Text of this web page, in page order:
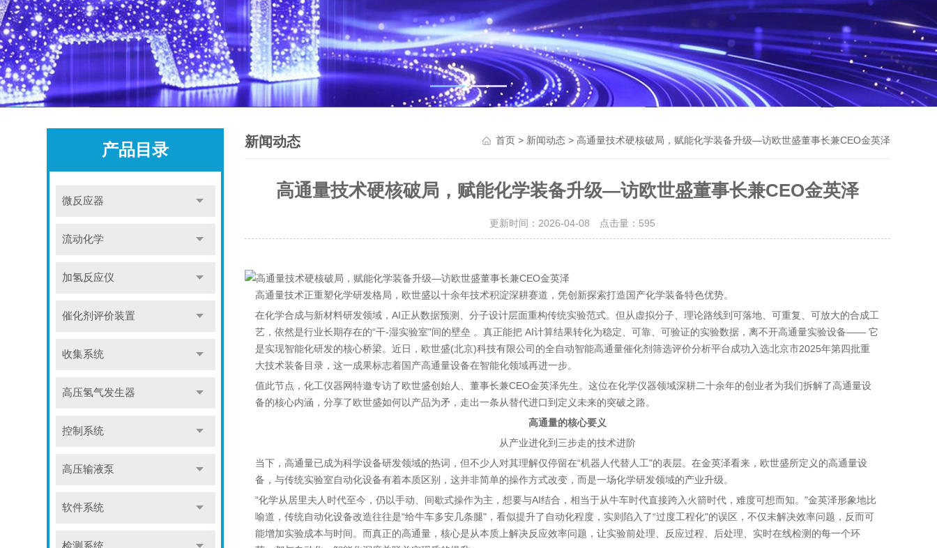
新闻动态 首页> 新闻动态> 高通量技术硬核破局，赋能化学装备升级—访欧世盛董事长兼CEO金英泽
高通量技术硬核破局，赋能化学装备升级—访欧世盛董事长兼CEO金英泽
更新时间：2026-04-08 点击量： 595
高通量技术正重塑化学研发格局，欧世盛以十余年技术积淀深耕赛道，凭创新探索打造国产化学装备特色优势。
在化学合成与新材料研发领域，AI正从数据预测、分子设计层面重构传统实验范式。但从虚拟分子、理论路线到可落地、可重复、可放大的合成工
艺，依然是行业长期存在的“干-湿实验室"间的壁垒 。真正能把 AI计算结果转化为稳定、可靠、可验证的实验数据，离不开高通量实验设备—— 它
是实现智能化研发的核心桥梁。近日，欧世盛(北京)科技有限公司的全自动智能高通量催化剂筛选评价分析平台成功入选北京市2025年第四批重
大技术装备目录，这一成果标志着国产高通量设备在智能化领域再进一步。
值此节点，化工仪器网特邀专访了欧世盛创始人、董事长兼CEO金英泽先生。这位在化学仪器领域深耕二十余年的创业者为我们拆解了高通量设
备的核心内涵，分享了欧世盛如何以产品为矛，走出一条从替代进口到定义未来的突破之路。
高通量的核心要义
从产业进化到三步走的技术进阶
当下，高通量已成为科学设备研发领域的热词，但不少人对其理解仅停留在“机器人代替人工"的表层。在金英泽看来，欧世盛所定义的高通量设
备，与传统实验室自动化设备有着本质区别，这并非简单的操作方式改变，而是一场化学研发领域的产业升级。
“化学从居里夫人时代至今，仍以手动、间歇式操作为主，想要与AI结合，相当于从牛车时代直接跨入火箭时代，难度可想而知。"金英泽形象地比
喻道，传统自动化设备改造往往是“给牛车多安几条腿"，看似提升了自动化程度，实则陷入了“过度工程化"的误区，不仅未解决效率问题，反而可
能增加实验成本与时间。而真正的高通量，核心是从本质上解决反应效率问题，让实验前处理、反应过程、后处理、实时在线检测的每一个环
产品目录
微反应器
流动化学
加氢反应仪
催化剂评价装置
收集系统
高压氢气发生器
控制系统
高压输液泵
软件系统